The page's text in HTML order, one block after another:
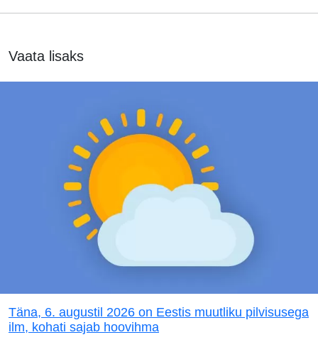
Vaata lisaks
Täna, 6. augustil 2026 on Eestis muutliku pilvisusega
ilm, kohati sajab hoovihma